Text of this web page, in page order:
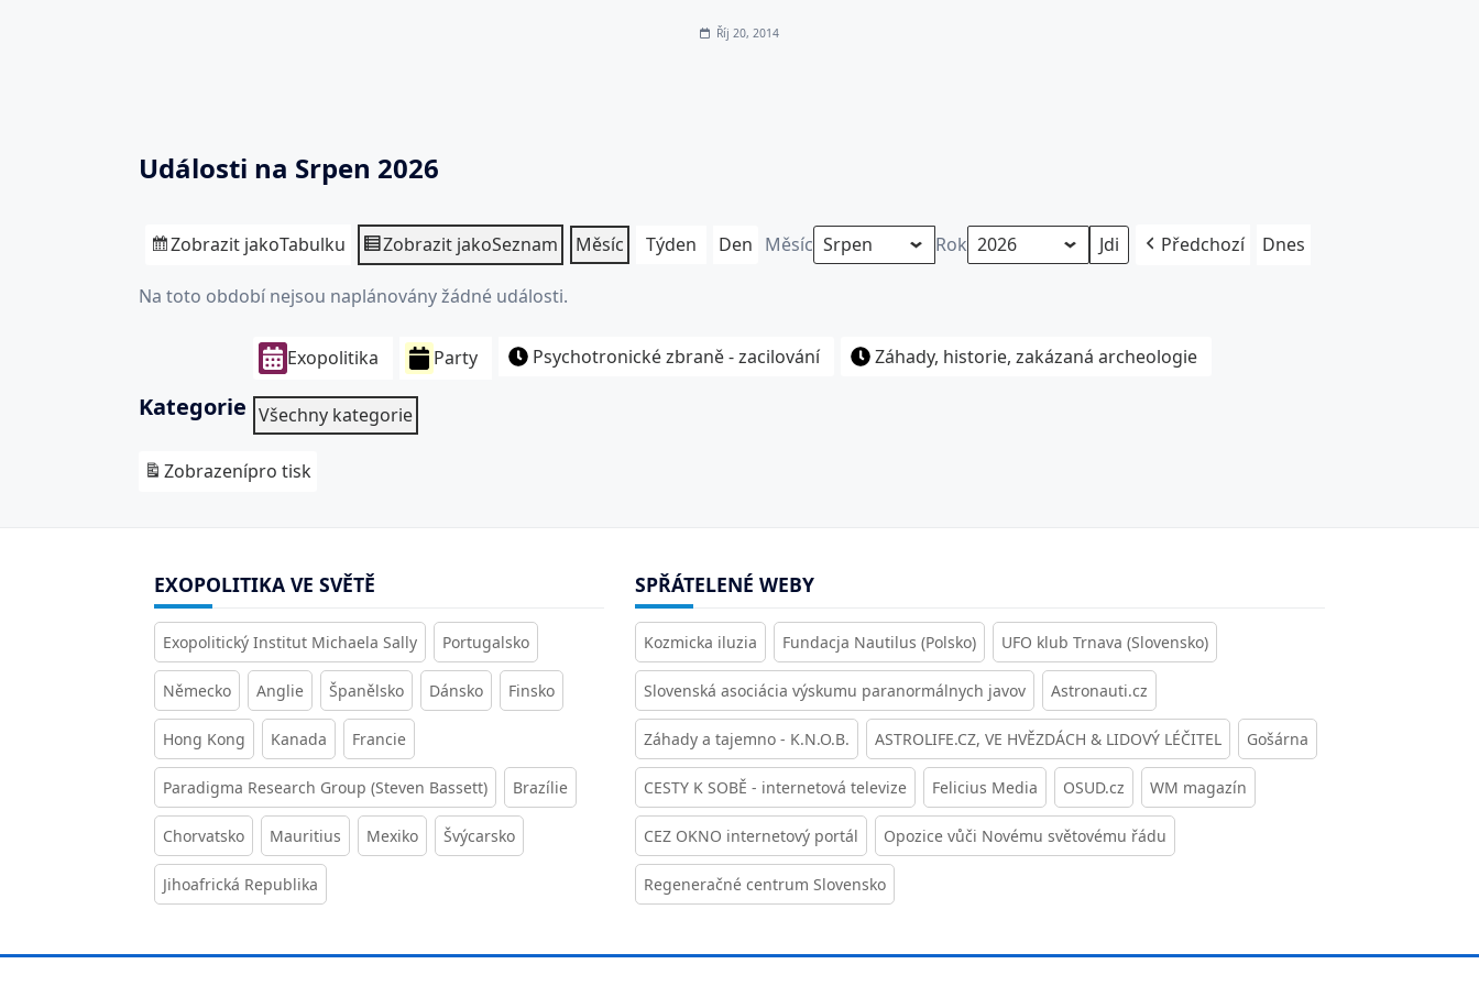
Říj 20, 2014
Události na Srpen 2026
Zobrazit jakoTabulku Zobrazit jakoSeznam Měsíc Týden Den Měsíc Rok Předchozí Dnes
Na toto období nejsou naplánovány žádné události.
Kategorie
Exopolitika Party Psychotronické zbraně - zacilování Záhady, historie, zakázaná archeologie
Všechny kategorie
Zobrazenípro tisk
EXOPOLITIKA VE SVĚTĚ
Exopolitický Institut Michaela Sally Portugalsko
Německo Anglie Španělsko Dánsko Finsko
Hong Kong Kanada Francie
Paradigma Research Group (Steven Bassett) Brazílie
Chorvatsko Mauritius Mexiko Švýcarsko
Jihoafrická Republika
SPŘÁTELENÉ WEBY
Kozmicka iluzia Fundacja Nautilus (Polsko) UFO klub Trnava (Slovensko)
Slovenská asociácia výskumu paranormálnych javov Astronauti.cz
Záhady a tajemno - K.N.O.B. ASTROLIFE.CZ, VE HVĚZDÁCH & LIDOVÝ LÉČITEL Gošárna
CESTY K SOBĚ - internetová televize Felicius Media OSUD.cz WM magazín
CEZ OKNO internetový portál Opozice vůči Novému světovému řádu
Regeneračné centrum Slovensko